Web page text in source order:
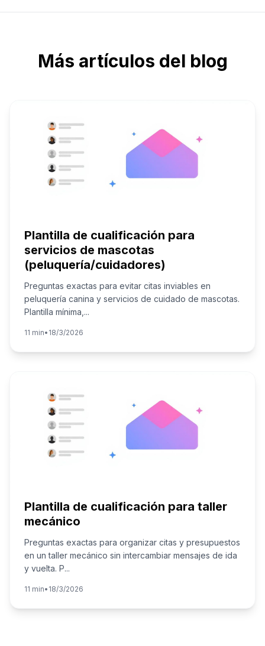
Más artículos del blog
Plantilla de cualificación para
servicios de mascotas
(peluquería/cuidadores)
Preguntas exactas para evitar citas inviables en
peluquería canina y servicios de cuidado de mascotas.
Plantilla mínima, ...
11 min• 18/3/2026
Plantilla de cualificación para taller
mecánico
Preguntas exactas para organizar citas y presupuestos
en un taller mecánico sin intercambiar mensajes de ida
y vuelta. P...
11 min• 18/3/2026